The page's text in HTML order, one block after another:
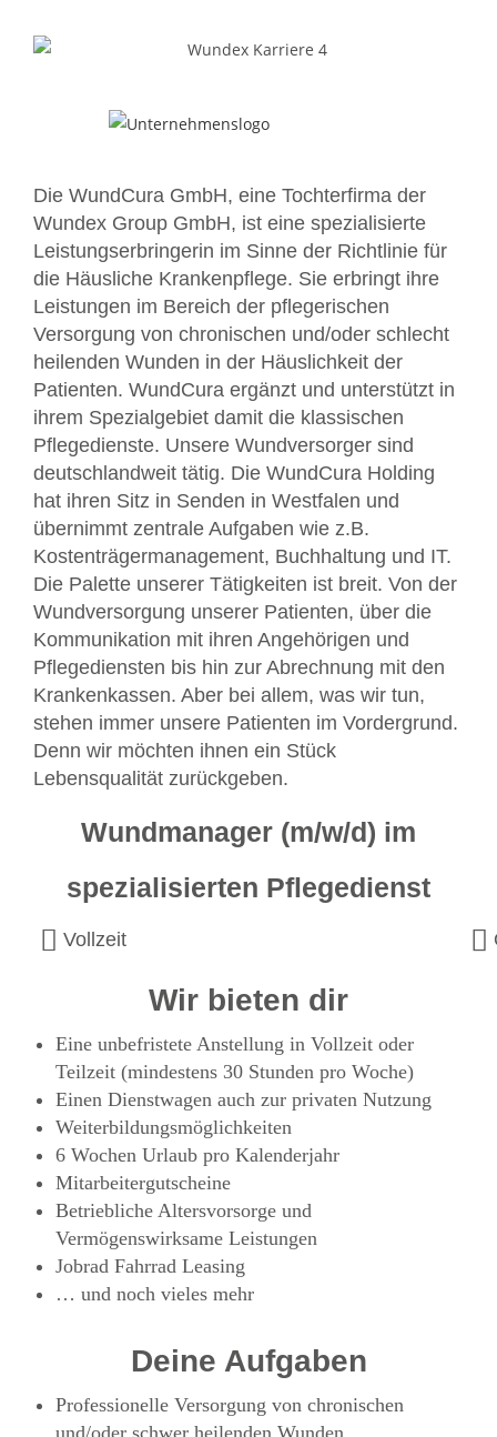
Die WundCura GmbH, eine Tochterfirma der
Wundex Group GmbH, ist eine spezialisierte
Leistungserbringerin im Sinne der Richtlinie für
die Häusliche Krankenpflege. Sie erbringt ihre
Leistungen im Bereich der pflegerischen
Versorgung von chronischen und/oder schlecht
heilenden Wunden in der Häuslichkeit der
Patienten. WundCura ergänzt und unterstützt in
ihrem Spezialgebiet damit die klassischen
Pflegedienste. Unsere Wundversorger sind
deutschlandweit tätig. Die WundCura Holding
hat ihren Sitz in Senden in Westfalen und
übernimmt zentrale Aufgaben wie z.B.
Kostenträgermanagement, Buchhaltung und IT.
Die Palette unserer Tätigkeiten ist breit. Von der
Wundversorgung unserer Patienten, über die
Kommunikation mit ihren Angehörigen und
Pflegediensten bis hin zur Abrechnung mit den
Krankenkassen. Aber bei allem, was wir tun,
stehen immer unsere Patienten im Vordergrund.
Denn wir möchten ihnen ein Stück
Lebensqualität zurückgeben.
Wundmanager (m/w/d) im
spezialisierten Pflegedienst
Vollzeit
Wir bieten dir
Eine unbefristete Anstellung in Vollzeit oder
Teilzeit (mindestens 30 Stunden pro Woche)
Einen Dienstwagen auch zur privaten Nutzung
Weiterbildungsmöglichkeiten
6 Wochen Urlaub pro Kalenderjahr
Mitarbeitergutscheine
Betriebliche Altersvorsorge und
Vermögenswirksame Leistungen
Jobrad Fahrrad Leasing
… und noch vieles mehr
Deine Aufgaben
Professionelle Versorgung von chronischen
und/oder schwer heilenden Wunden